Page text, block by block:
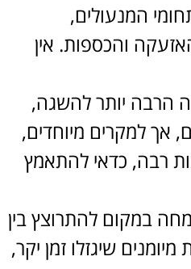
המנעולים,
והכספות. אין
הרבה יותר להשגה,
אך למקרים מיוחדים,
רבה, כדאי להתאמץ
במקום להתרוצץ בין
שיגזלו זמן יקר,